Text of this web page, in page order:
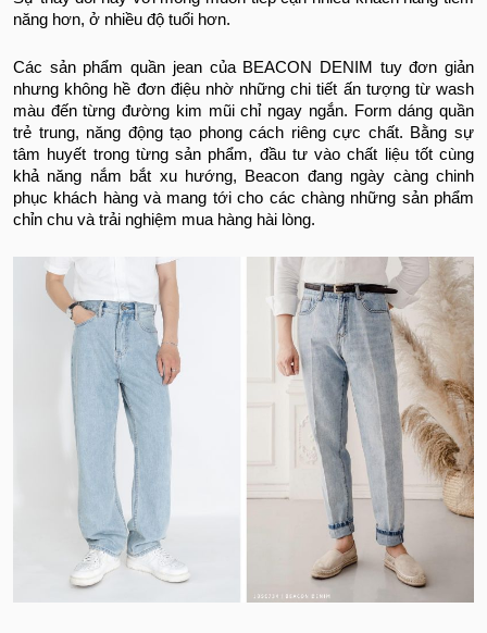
năng hơn, ở nhiều độ tuổi hơn.
Các sản phẩm quần jean của BEACON DENIM tuy đơn giản
nhưng không hề đơn điệu nhờ những chi tiết ấn tượng từ wash
màu đến từng đường kim mũi chỉ ngay ngắn. Form dáng quần
trẻ trung, năng động tạo phong cách riêng cực chất. Bằng sự
tâm huyết trong từng sản phẩm, đầu tư vào chất liệu tốt cùng
khả năng nắm bắt xu hướng, Beacon đang ngày càng chinh
phục khách hàng và mang tới cho các chàng những sản phẩm
chỉn chu và trải nghiệm mua hàng hài lòng.